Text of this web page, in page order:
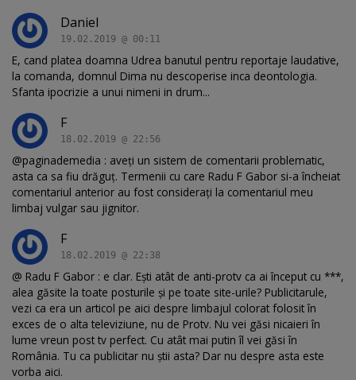
Daniel
19.02.2019 @ 00:11
E, cand platea doamna Udrea banutul pentru reportaje laudative,
la comanda, domnul Dima nu descoperise inca deontologia.
Sfanta ipocrizie a unui nimeni in drum...
F
18.02.2019 @ 22:56
@paginademedia : aveți un sistem de comentarii problematic,
asta ca sa fiu drăguț. Termenii cu care Radu F Gabor si-a încheiat
comentariul anterior au fost considerați la comentariul meu
limbaj vulgar sau jignitor.
F
18.02.2019 @ 22:38
@ Radu F Gabor : e clar. Ești atât de anti-protv ca ai început cu ***,
alea găsite la toate posturile și pe toate site-urile? Publicitarule,
vezi ca era un articol pe aici despre limbajul colorat folosit în
exces de o alta televiziune, nu de Protv. Nu vei găsi nicaieri în
lume vreun post tv perfect. Cu atât mai putin îl vei găsi în
România. Tu ca publicitar nu știi asta? Dar nu despre asta este
vorba aici.